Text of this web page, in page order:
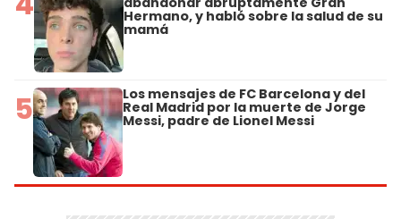
Hermano, y habló sobre la salud de su
mamá
5 Los mensajes de FC Barcelona y del
Real Madrid por la muerte de Jorge
Messi, padre de Lionel Messi